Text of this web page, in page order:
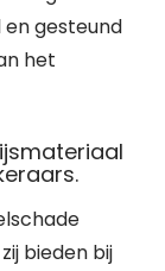
gesteund
het
bieden bij